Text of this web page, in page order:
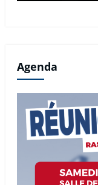
Agenda